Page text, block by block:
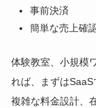
事前決済
簡単な売上確
体験教室、小規模
れば、まずはSaaS
複雑な料金設計、